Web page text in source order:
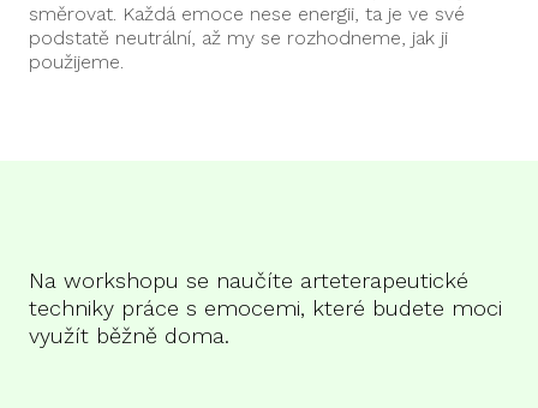
směrovat. Každá emoce nese energii, ta je ve své
podstatě neutrální, až my se rozhodneme, jak ji
použijeme.
Na workshopu se naučíte arteterapeutické
techniky práce s emocemi, které budete moci
využít běžně doma.